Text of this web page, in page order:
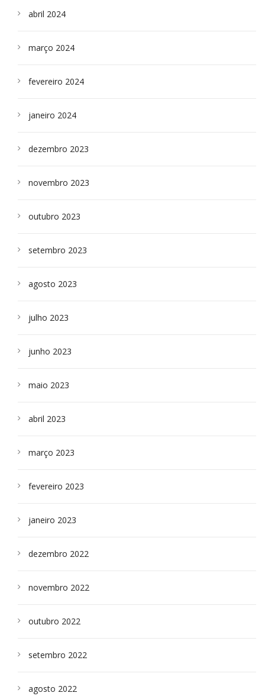
abril 2024
março 2024
fevereiro 2024
janeiro 2024
dezembro 2023
novembro 2023
outubro 2023
setembro 2023
agosto 2023
julho 2023
junho 2023
maio 2023
abril 2023
março 2023
fevereiro 2023
janeiro 2023
dezembro 2022
novembro 2022
outubro 2022
setembro 2022
agosto 2022